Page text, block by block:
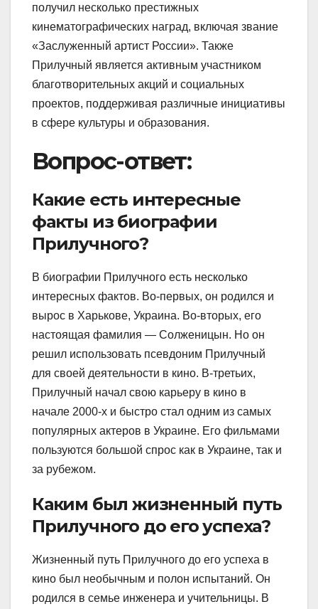
получил несколько престижных
кинематографических наград, включая звание
«Заслуженный артист России». Также
Прилучный является активным участником
благотворительных акций и социальных
проектов, поддерживая различные инициативы
в сфере культуры и образования.
Вопрос-ответ:
Какие есть интересные
факты из биографии
Прилучного?
В биографии Прилучного есть несколько
интересных фактов. Во-первых, он родился и
вырос в Харькове, Украина. Во-вторых, его
настоящая фамилия — Солженицын. Но он
решил использовать псевдоним Прилучный
для своей деятельности в кино. В-третьих,
Прилучный начал свою карьеру в кино в
начале 2000-х и быстро стал одним из самых
популярных актеров в Украине. Его фильмами
пользуются большой спрос как в Украине, так и
за рубежом.
Каким был жизненный путь
Прилучного до его успеха?
Жизненный путь Прилучного до его успеха в
кино был необычным и полон испытаний. Он
родился в семье инженера и учительницы. В